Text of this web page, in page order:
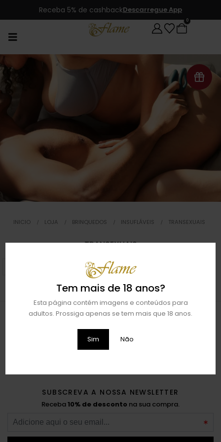
Tem mais de 18 anos?
Esta página contém imagens e conteúdos para
adultos. Prossiga apenas se tem mais que 18 anos.
Sim Não
Receba 5% de cashbackDescarregue App
0
INICIO LOJA BRINQUEDOS INSUFLÁVEIS TRANSEXUAIS
TRANSEXUAIS
SUBSCREVA A NOSSA NEWSLETTER
Receba10% de desconto na sua compra.